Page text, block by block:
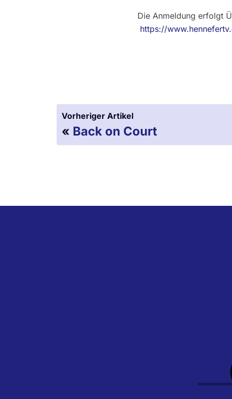
Die Anmeldung erfolgt
https://
Vorheriger Artikel
« Back on Court